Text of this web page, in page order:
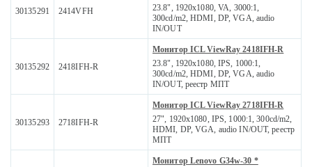
30135291 2414VFH
23.8", 1920x1080, VA, 3000:1,
300cd/m2, HDMI, DP, VGA, audio
IN/OUT
30135292 2418IFH-R
Монитор ICL ViewRay 2418IFH-R
23.8", 1920x1080, IPS, 1000:1,
300cd/m2, HDMI, DP, VGA, audio
IN/OUT, реестр МПТ
30135293 2718IFH-R
Монитор ICL ViewRay 2718IFH-R
27", 1920x1080, IPS, 1000:1, 300cd/m2,
HDMI, DP, VGA, audio IN/OUT, реестр
МПТ
Монитор Lenovo G34w-30 *